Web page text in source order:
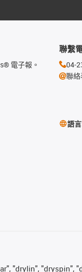
電子報。
聯繫
04-
聯絡
語
"drylin", "dryspin",